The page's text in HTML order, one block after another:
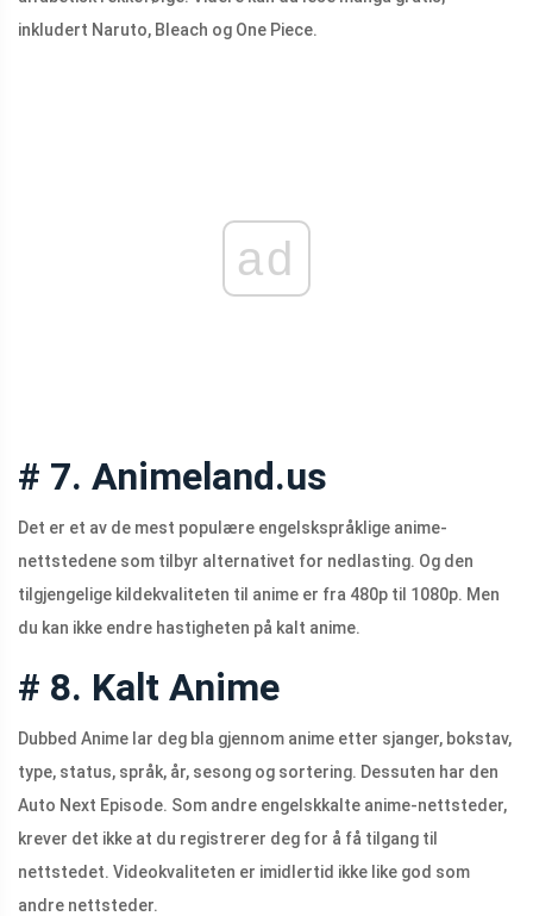
inkludert Naruto, Bleach og One Piece.
ad
# 7. Animeland.us
Det er et av de mest populære engelskspråklige anime-
nettstedene som tilbyr alternativet for nedlasting. Og den
tilgjengelige kildekvaliteten til anime er fra 480p til 1080p. Men
du kan ikke endre hastigheten på kalt anime.
# 8. Kalt Anime
Dubbed Anime lar deg bla gjennom anime etter sjanger, bokstav,
type, status, språk, år, sesong og sortering. Dessuten har den
Auto Next Episode. Som andre engelskkalte anime-nettsteder,
krever det ikke at du registrerer deg for å få tilgang til
nettstedet. Videokvaliteten er imidlertid ikke like god som
andre nettsteder.